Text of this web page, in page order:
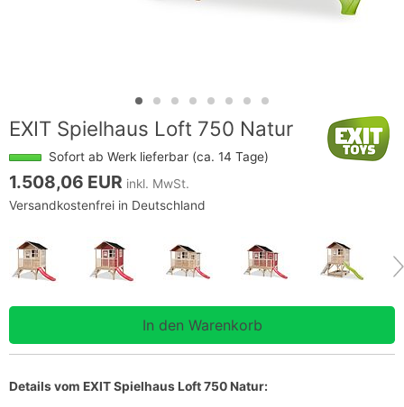
EXIT Spielhaus Loft 750 Natur
Sofort ab Werk lieferbar (ca. 14 Tage)
1.508,06 EUR inkl. MwSt.
Versandkostenfrei in Deutschland
Details vom EXIT Spielhaus Loft 750 Natur: